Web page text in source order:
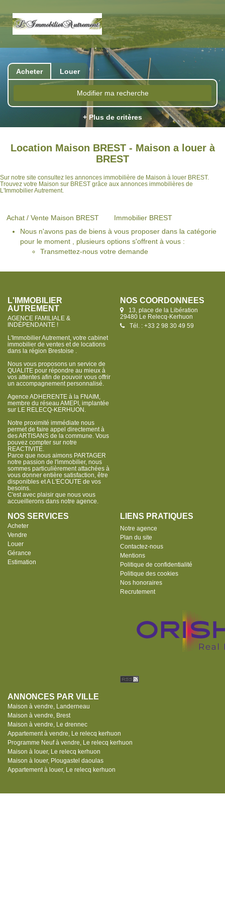
Acheter Louer
Modifier ma recherche
+ Plus de critères
Location Maison BREST - Maison a louer à
BREST
Sur notre site consultez les annonces immobilière de Maison à louer BREST.
Trouvez votre Maison sur BREST grâce aux annonces immobilières de
L'Immobilier Autrement.
Achat / Vente Maison BREST
Immobilier BREST
Nous n'avons pas de biens à vous proposer dans la catégorie
pour le moment , plusieurs options s'offrent à vous :
Transmettez-nous votre demande
L'IMMOBILIER
AUTREMENT
AGENCE FAMILIALE &
INDÉPENDANTE !
L'Immobilier Autrement, votre cabinet
immobilier de ventes et de locations
dans la région Brestoise .
Nous vous proposons un service de
QUALITE pour répondre au mieux à
vos attentes afin de pouvoir vous offrir
un accompagnement personnalisé.
Agence ADHERENTE à la FNAIM,
membre du réseau AMEPI, implantée
sur LE RELECQ-KERHUON.
Notre proximité immédiate nous
permet de faire appel directement à
des ARTISANS de la commune. Vous
pouvez compter sur notre
REACTIVITE.
Parce que nous aimons PARTAGER
notre passion de l'immobilier, nous
sommes particulièrement attachées à
vous donner entière satisfaction, être
disponibles et A L'ECOUTE de vos
besoins.
C'est avec plaisir que nous vous
accueillerons dans notre agence.
NOS COORDONNÉES
13, place de la Libération
29480 Le Relecq-Kerhuon
Tél. : +33 2 98 30 49 59
NOS SERVICES
Acheter
Vendre
Louer
Gérance
Estimation
LIENS PRATIQUES
Notre agence
Plan du site
Contactez-nous
Mentions
Politique de confidentialité
Politique des cookies
Nos honoraires
Recrutement
ANNONCES PAR VILLE
Maison à vendre, Landerneau
Maison à vendre, Brest
Maison à vendre, Le drennec
Appartement à vendre, Le relecq kerhuon
Programme Neuf à vendre, Le relecq kerhuon
Maison à louer, Le relecq kerhuon
Maison à louer, Plougastel daoulas
Appartement à louer, Le relecq kerhuon